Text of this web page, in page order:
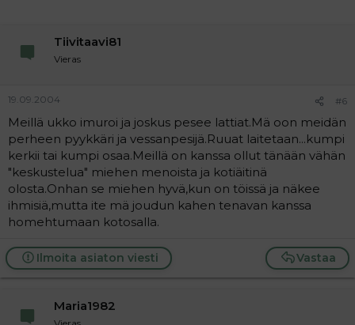
Tiivitaavi81
Vieras
19.09.2004 #6
Meillä ukko imuroi ja joskus pesee lattiat.Mä oon meidän
perheen pyykkäri ja vessanpesijä.Ruuat laitetaan...kumpi
kerkii tai kumpi osaa.Meillä on kanssa ollut tänään vähän
"keskustelua" miehen menoista ja kotiäitinä
olosta.Onhan se miehen hyvä,kun on töissä ja näkee
ihmisiä,mutta ite mä joudun kahen tenavan kanssa
homehtumaan kotosalla.
Vastaa
Ilmoita asiaton viesti
Maria1982